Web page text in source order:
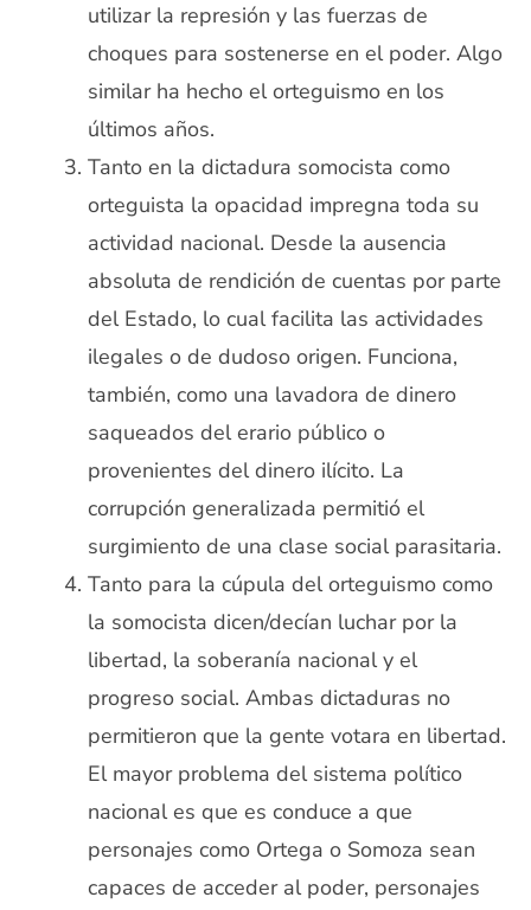
utilizar la represión y las fuerzas de
choques para sostenerse en el poder. Algo
similar ha hecho el orteguismo en los
últimos años.
Tanto en la dictadura somocista como
orteguista la opacidad impregna toda su
actividad nacional. Desde la ausencia
absoluta de rendición de cuentas por parte
del Estado, lo cual facilita las actividades
ilegales o de dudoso origen. Funciona,
también, como una lavadora de dinero
saqueados del erario público o
provenientes del dinero ilícito. La
corrupción generalizada permitió el
surgimiento de una clase social parasitaria.
Tanto para la cúpula del orteguismo como
la somocista dicen/decían luchar por la
libertad, la soberanía nacional y el
progreso social. Ambas dictaduras no
permitieron que la gente votara en libertad.
El mayor problema del sistema político
nacional es que es conduce a que
personajes como Ortega o Somoza sean
capaces de acceder al poder, personajes